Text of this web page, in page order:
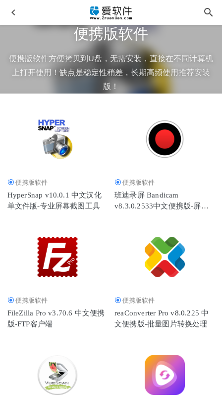
便携版软件
便携版软件方便拷贝到U盘，无需安装，直接在不同计算机
上打开使用！缺点是稳定性稍差，长期高频使用推荐安装
版！
便携版软件
HyperSnap v10.0.1 中文汉化
单文件版-专业屏幕截图工具
便携版软件
班迪录屏 Bandicam
v8.3.0.2533中文便携版-屏幕
便携版软件
FileZilla Pro v3.70.6 中文便携
版-FTP客户端
便携版软件
reaConverter Pro v8.0.225 中
文便携版-批量图片转换处理
WPS Office 2023 v12.1.0.25222 中文专业增强版 2026-03-01
OBS Studio v32.1.0中文版-推流录屏工具 2026-03-23
Adobe Bridge 2025 v15.1.0.635 中文激活版 2025-06-23
AdobeGenP v4.0.4最新版-Adobe全家桶系列激活工具
05-06